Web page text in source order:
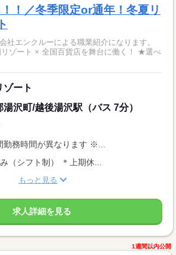
！／冬季限定or通年！冬夏リ
社エンクルーによる職業紹介になります。
ゾート × 全国百貨店を舞台に働く！ ★選べ
ゾート
沢町/越後湯沢駅（バス 7分）
勤務時間が異なります ※...
（シフト制） ＊上期休...
もっと見る
求人詳細を見る
1週間以内公開